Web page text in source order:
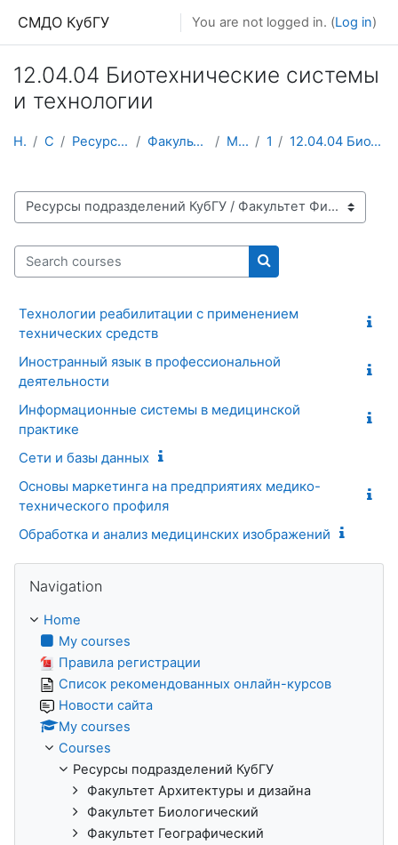
СМДО КубГУ You are not logged in. (Log in)
12.04.04 Биотехнические системы
и технологии
Home Courses Ресурсы подразделений КубГУ Факультет Физико-технический Магистратура 1 курс 12.04.04 Биотехнические системы и технологии
Course categories
Search courses
Search courses
Технологии реабилитации с применением
технических средств
Иностранный язык в профессиональной
деятельности
Информационные системы в медицинской
практике
Сети и базы данных
Основы маркетинга на предприятиях медико-
технического профиля
Обработка и анализ медицинских изображений
Navigation
Home
My courses
Правила регистрации
Список рекомендованных онлайн-курсов
Новости сайта
My courses
Courses
Ресурсы подразделений КубГУ
Факультет Архитектуры и дизайна
Факультет Биологический
Факультет Географический